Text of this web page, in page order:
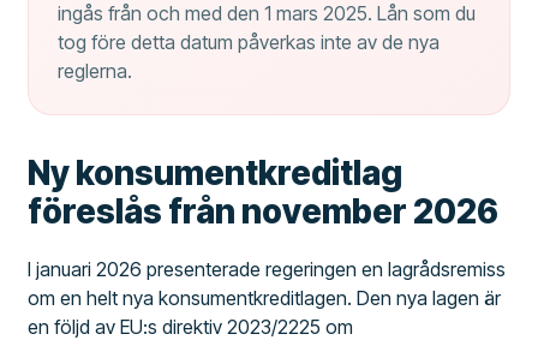
ingås från och med den 1 mars 2025. Lån som du
tog före detta datum påverkas inte av de nya
reglerna.
Ny konsumentkreditlag
föreslås från november 2026
I januari 2026 presenterade regeringen en lagrådsremiss
om en helt nya konsumentkreditlagen. Den nya lagen är
en följd av EU:s direktiv 2023/2225 om